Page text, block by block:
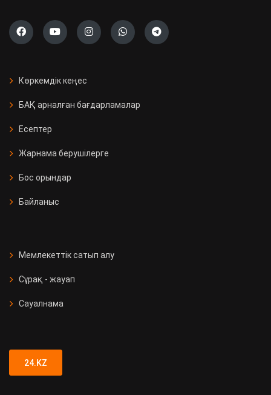
Көркемдік кеңес
БАҚ арналған бағдарламалар
Есептер
Жарнама берушілерге
Бос орындар
Байланыс
Мемлекеттік сатып алу
Сұрақ - жауап
Сауалнама
24.KZ